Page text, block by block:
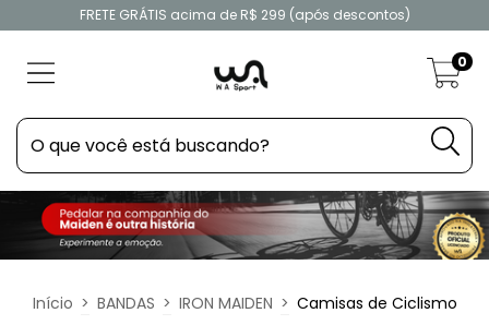
FRETE GRÁTIS acima de R$ 299 (após descontos)
0
Início > BANDAS > IRON MAIDEN > Camisas de Ciclismo